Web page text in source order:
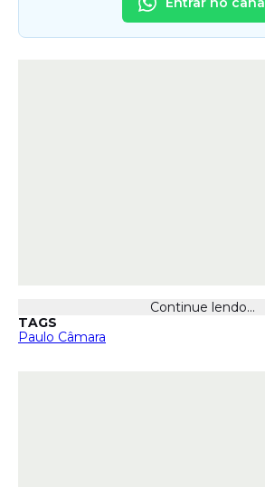
Continue lendo...
TAGS
Paulo Câmara